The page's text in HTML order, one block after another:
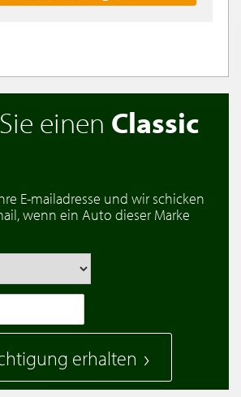
einen Classic
E-mailadresse und wir schicken
wenn ein Auto dieser Marke
erhalten